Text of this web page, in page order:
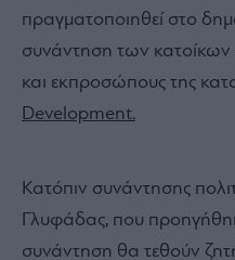
πραγματοποιηθεί στο
συνάντηση των κατοίκων
και εκπροσώπους της
Development.
Κατόπιν συνάντησης
Γλυφάδας, που
συνάντηση θα τεθούν